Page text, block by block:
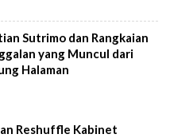
Sutrimo dan Rangkaian
yang Muncul dari
Halaman
Reshuffle Kabinet